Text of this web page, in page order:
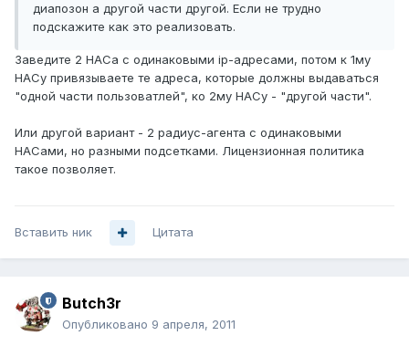
диапозон а другой части другой. Если не трудно
подскажите как это реализовать.
Заведите 2 НАСа с одинаковыми ip-адресами, потом к 1му
НАСу привязываете те адреса, которые должны выдаваться
"одной части пользоватлей", ко 2му НАСу - "другой части".
Или другой вариант - 2 радиус-агента с одинаковыми
НАСами, но разными подсетками. Лицензионная политика
такое позволяет.
Вставить ник Цитата
Butch3r
Опубликовано 9 апреля, 2011